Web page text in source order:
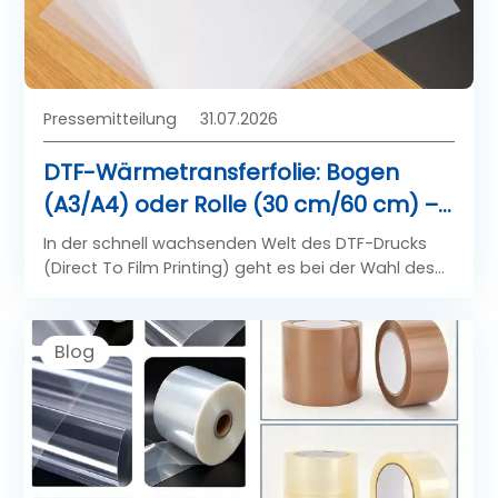
Pressemitteilung 31.07.2026
DTF-Wärmetransferfolie: Bogen
(A3/A4) oder Rolle (30 cm/60 cm) –
Welches Format passt zu Ihrem
Druckvolumen?
In der schnell wachsenden Welt des DTF-Drucks
(Direct To Film Printing) geht es bei der Wahl des
nur um die Größe – sie beeinflusst direkt Ihre
Produktionseffizienz, die Materialkosten, die
Druckgeschwindigkeit und die endgültige
Transferqualität.
Blog